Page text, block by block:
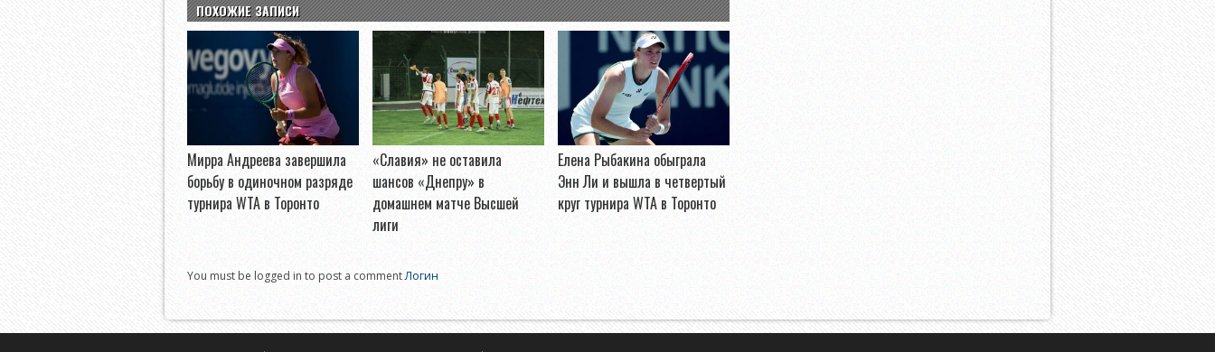
ПОХОЖИЕ ЗАПИСИ
Мирра Андреева завершила
борьбу в одиночном разряде
турнира WTA в Торонто
«Славия» не оставила
шансов «Днепру» в
домашнем матче Высшей
лиги
Елена Рыбакина обыграла
Энн Ли и вышла в четвертый
круг турнира WTA в Торонто
You must be logged in to post a commentЛогин